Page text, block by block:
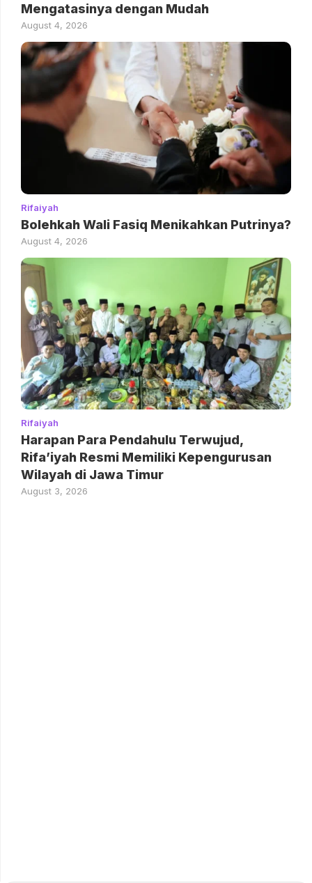
Mengatasinya dengan Mudah
August 4, 2026
Rifaiyah
Bolehkah Wali Fasiq Menikahkan Putrinya?
August 4, 2026
Rifaiyah
Harapan Para Pendahulu Terwujud,
Rifa’iyah Resmi Memiliki Kepengurusan
Wilayah di Jawa Timur
August 3, 2026